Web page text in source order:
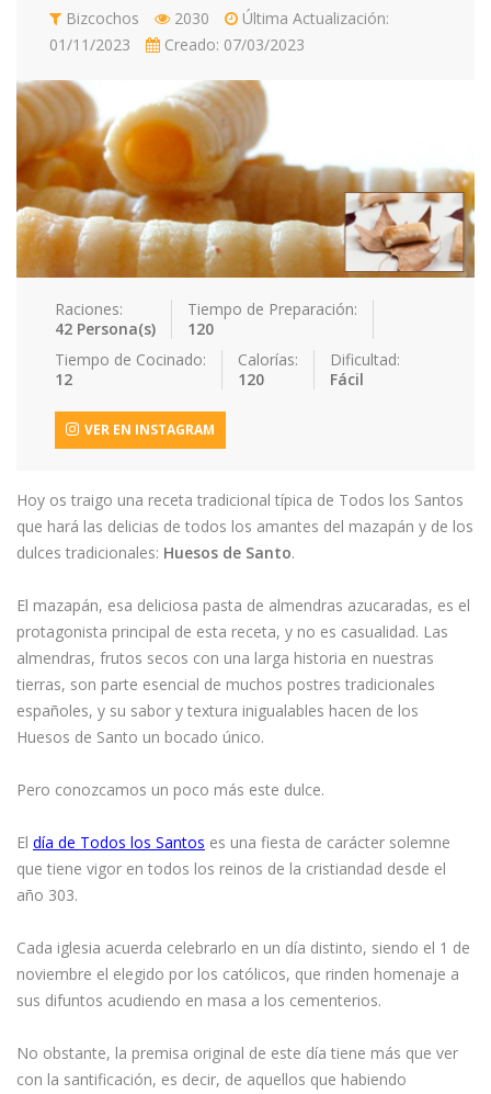
Consejos y Trucos
Acceder / Registro
Bizcochos 2030
Última Actualización:
01/11/2023
Creado: 07/03/2023
Raciones:
42 Persona(s)
Tiempo de Preparación:
120
Tiempo de Cocinado:
12
Calorías:
120
Dificultad:
Fácil
VER EN INSTAGRAM
Hoy os traigo una receta tradicional típica de Todos los Santos
que hará las delicias de todos los amantes del mazapán y de los
dulces tradicionales: Huesos de Santo.
El mazapán, esa deliciosa pasta de almendras azucaradas, es el
protagonista principal de esta receta, y no es casualidad. Las
almendras, frutos secos con una larga historia en nuestras
tierras, son parte esencial de muchos postres tradicionales
españoles, y su sabor y textura inigualables hacen de los
Huesos de Santo un bocado único.
Pero conozcamos un poco más este dulce.
El día de Todos los Santos es una fiesta de carácter solemne
que tiene vigor en todos los reinos de la cristiandad desde el
año 303.
Cada iglesia acuerda celebrarlo en un día distinto, siendo el 1 de
noviembre el elegido por los católicos, que rinden homenaje a
sus difuntos acudiendo en masa a los cementerios.
No obstante, la premisa original de este día tiene más que ver
con la santificación, es decir, de aquellos que habiendo